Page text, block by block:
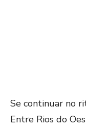
Se continuar no
Entre Rios do